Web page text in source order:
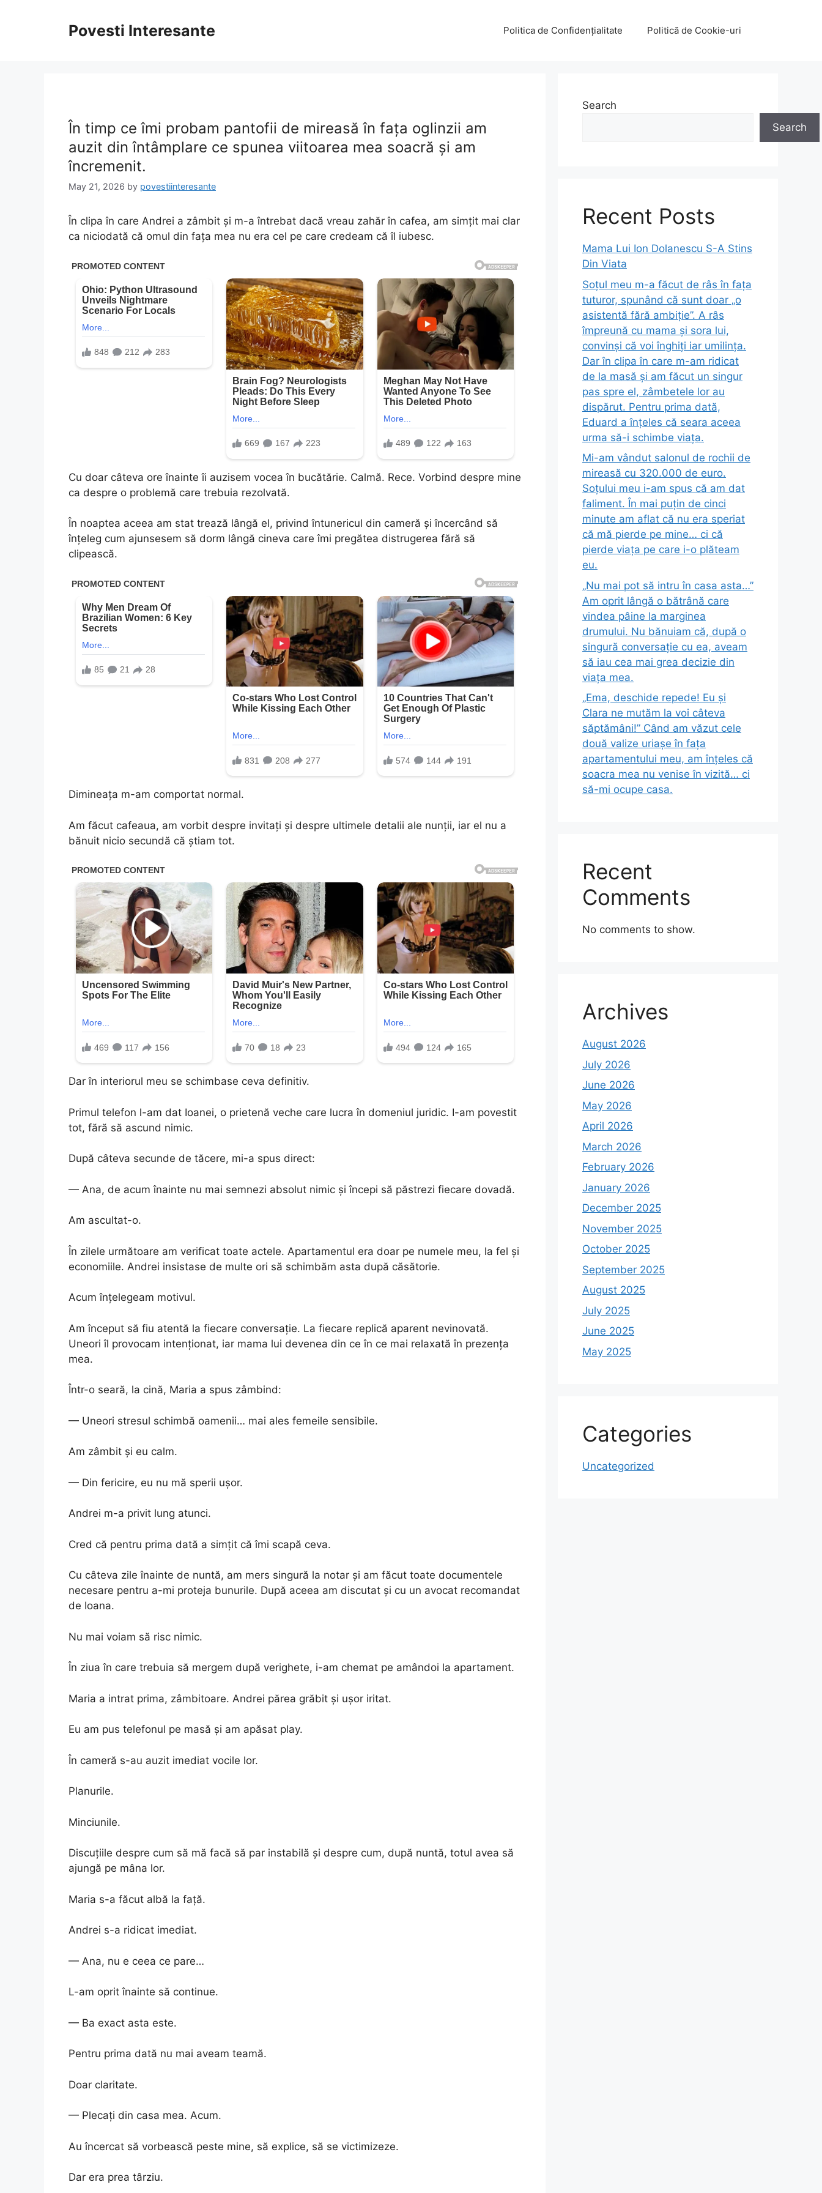
Povesti Interesante Politica de Confidențialitate Politică de Cookie-uri
În timp ce îmi probam pantofii de mireasă în fața oglinzii am
auzit din întâmplare ce spunea viitoarea mea soacră și am
încremenit.
May 21, 2026 by povestiinteresante
În clipa în care Andrei a zâmbit și m-a întrebat dacă vreau zahăr în cafea, am simțit mai clar
ca niciodată că omul din fața mea nu era cel pe care credeam că îl iubesc.
Cu doar câteva ore înainte îi auzisem vocea în bucătărie. Calmă. Rece. Vorbind despre mine
ca despre o problemă care trebuia rezolvată.
În noaptea aceea am stat trează lângă el, privind întunericul din cameră și încercând să
înțeleg cum ajunsesem să dorm lângă cineva care îmi pregătea distrugerea fără să
clipească.
Dimineața m-am comportat normal.
Am făcut cafeaua, am vorbit despre invitați și despre ultimele detalii ale nunții, iar el nu a
bănuit nicio secundă că știam tot.
Dar în interiorul meu se schimbase ceva definitiv.
Primul telefon l-am dat Ioanei, o prietenă veche care lucra în domeniul juridic. I-am povestit
tot, fără să ascund nimic.
După câteva secunde de tăcere, mi-a spus direct:
— Ana, de acum înainte nu mai semnezi absolut nimic și începi să păstrezi fiecare dovadă.
Am ascultat-o.
În zilele următoare am verificat toate actele. Apartamentul era doar pe numele meu, la fel și
economiile. Andrei insistase de multe ori să schimbăm asta după căsătorie.
Acum înțelegeam motivul.
Am început să fiu atentă la fiecare conversație. La fiecare replică aparent nevinovată.
Uneori îl provocam intenționat, iar mama lui devenea din ce în ce mai relaxată în prezența
mea.
Într-o seară, la cină, Maria a spus zâmbind:
— Uneori stresul schimbă oamenii… mai ales femeile sensibile.
Am zâmbit și eu calm.
— Din fericire, eu nu mă sperii ușor.
Andrei m-a privit lung atunci.
Cred că pentru prima dată a simțit că îmi scapă ceva.
Cu câteva zile înainte de nuntă, am mers singură la notar și am făcut toate documentele
necesare pentru a-mi proteja bunurile. După aceea am discutat și cu un avocat recomandat
de Ioana.
Nu mai voiam să risc nimic.
În ziua în care trebuia să mergem după verighete, i-am chemat pe amândoi la apartament.
Maria a intrat prima, zâmbitoare. Andrei părea grăbit și ușor iritat.
Eu am pus telefonul pe masă și am apăsat play.
În cameră s-au auzit imediat vocile lor.
Planurile.
Minciunile.
Discuțiile despre cum să mă facă să par instabilă și despre cum, după nuntă, totul avea să
ajungă pe mâna lor.
Maria s-a făcut albă la față.
Andrei s-a ridicat imediat.
— Ana, nu e ceea ce pare…
L-am oprit înainte să continue.
— Ba exact asta este.
Pentru prima dată nu mai aveam teamă.
Doar claritate.
— Plecați din casa mea. Acum.
Au încercat să vorbească peste mine, să explice, să se victimizeze.
Dar era prea târziu.
Search
Search
Recent Posts
Mama Lui Ion Dolanescu S-A Stins
Din Viata
Soțul meu m-a făcut de râs în fața
tuturor, spunând că sunt doar „o
asistentă fără ambiție”. A râs
împreună cu mama și sora lui,
convinși că voi înghiți iar umilința.
Dar în clipa în care m-am ridicat
de la masă și am făcut un singur
pas spre el, zâmbetele lor au
dispărut. Pentru prima dată,
Eduard a înțeles că seara aceea
urma să-i schimbe viața.
Mi-am vândut salonul de rochii de
mireasă cu 320.000 de euro.
Soțului meu i-am spus că am dat
faliment. În mai puțin de cinci
minute am aflat că nu era speriat
că mă pierde pe mine… ci că
pierde viața pe care i-o plăteam
eu.
„Nu mai pot să intru în casa asta…”
Am oprit lângă o bătrână care
vindea pâine la marginea
drumului. Nu bănuiam că, după o
singură conversație cu ea, aveam
să iau cea mai grea decizie din
viața mea.
„Ema, deschide repede! Eu și
Clara ne mutăm la voi câteva
săptămâni!” Când am văzut cele
două valize uriașe în fața
apartamentului meu, am înțeles că
soacra mea nu venise în vizită… ci
să-mi ocupe casa.
Recent
Comments
No comments to show.
Archives
August 2026
July 2026
June 2026
May 2026
April 2026
March 2026
February 2026
January 2026
December 2025
November 2025
October 2025
September 2025
August 2025
July 2025
June 2025
May 2025
Categories
Uncategorized